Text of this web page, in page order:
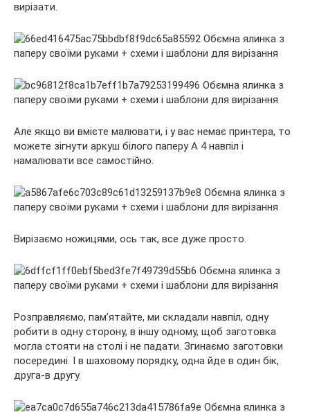
вирізати.
Але якщо ви вмієте малювати, і у вас немає принтера, то
можете зігнути аркуш білого паперу А 4 навпіл і
намалювати все самостійно.
Вирізаємо ножицями, ось так, все дуже просто.
Розправляємо, пам’ятайте, ми складали навпіл, одну
робити в одну сторону, в іншу одному, щоб заготовка
могла стояти на столі і не падати. Згинаємо заготовки
посередині. І в шаховому порядку, одна йде в один бік,
друга-в другу.